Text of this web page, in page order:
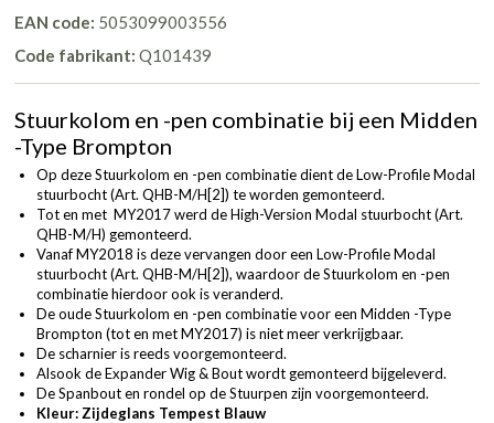
EAN code: 5053099003556
Code fabrikant: Q101439
Stuurkolom en -pen combinatie bij een Midden
-Type Brompton
Op deze Stuurkolom en -pen combinatie dient de Low-Profile Modal
stuurbocht (Art. QHB-M/H[2]) te worden gemonteerd.
Tot en met MY2017 werd de High-Version Modal stuurbocht (Art.
QHB-M/H) gemonteerd.
Vanaf MY2018 is deze vervangen door een Low-Profile Modal
stuurbocht (Art. QHB-M/H[2]), waardoor de Stuurkolom en -pen
combinatie hierdoor ook is veranderd.
De oude Stuurkolom en -pen combinatie voor een Midden -Type
Brompton (tot en met MY2017) is niet meer verkrijgbaar.
De scharnier is reeds voorgemonteerd.
Alsook de Expander Wig & Bout wordt gemonteerd bijgeleverd.
De Spanbout en rondel op de Stuurpen zijn voorgemonteerd.
Kleur: Zijdeglans Tempest Blauw